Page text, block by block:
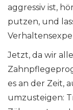
aggressiv ist,
putzen, und
Jetzt, da wir
es an der Zeit,
umzusteigen: